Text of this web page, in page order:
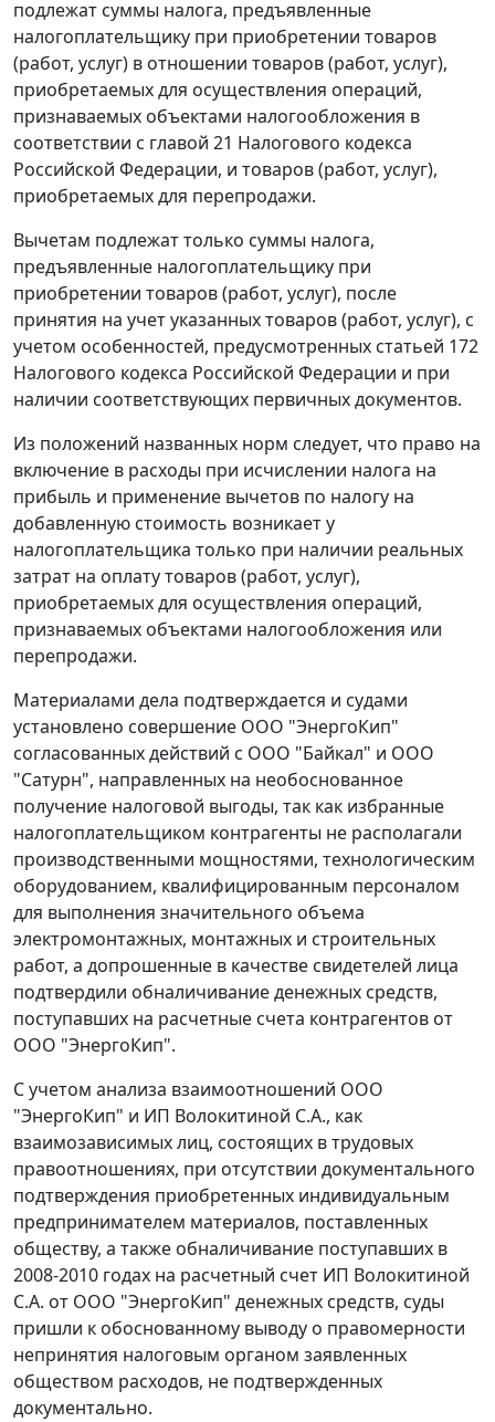
подлежат суммы налога, предъявленные
налогоплательщику при приобретении товаров
(работ, услуг) в отношении товаров (работ, услуг),
приобретаемых для осуществления операций,
признаваемых объектами налогообложения в
соответствии с главой 21 Налогового кодекса
Российской Федерации, и товаров (работ, услуг),
приобретаемых для перепродажи.
Вычетам подлежат только суммы налога,
предъявленные налогоплательщику при
приобретении товаров (работ, услуг), после
принятия на учет указанных товаров (работ, услуг), с
учетом особенностей, предусмотренных статьей 172
Налогового кодекса Российской Федерации и при
наличии соответствующих первичных документов.
Из положений названных норм следует, что право на
включение в расходы при исчислении налога на
прибыль и применение вычетов по налогу на
добавленную стоимость возникает у
налогоплательщика только при наличии реальных
затрат на оплату товаров (работ, услуг),
приобретаемых для осуществления операций,
признаваемых объектами налогообложения или
перепродажи.
Материалами дела подтверждается и судами
установлено совершение ООО "ЭнергоКип"
согласованных действий с ООО "Байкал" и ООО
"Сатурн", направленных на необоснованное
получение налоговой выгоды, так как избранные
налогоплательщиком контрагенты не располагали
производственными мощностями, технологическим
оборудованием, квалифицированным персоналом
для выполнения значительного объема
электромонтажных, монтажных и строительных
работ, а допрошенные в качестве свидетелей лица
подтвердили обналичивание денежных средств,
поступавших на расчетные счета контрагентов от
ООО "ЭнергоКип".
С учетом анализа взаимоотношений ООО
"ЭнергоКип" и ИП Волокитиной С.А., как
взаимозависимых лиц, состоящих в трудовых
правоотношениях, при отсутствии документального
подтверждения приобретенных индивидуальным
предпринимателем материалов, поставленных
обществу, а также обналичивание поступавших в
2008-2010 годах на расчетный счет ИП Волокитиной
С.А. от ООО "ЭнергоКип" денежных средств, суды
пришли к обоснованному выводу о правомерности
непринятия налоговым органом заявленных
обществом расходов, не подтвержденных
документально.